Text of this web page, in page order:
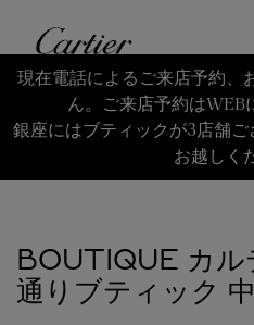
Cartier
Return to Nav
現在電話によるご来店予約、
ん。ご来店予約はWEB
銀座にはブティックが3店舗
お越しく
BOUTIQUE カル
通りブティック